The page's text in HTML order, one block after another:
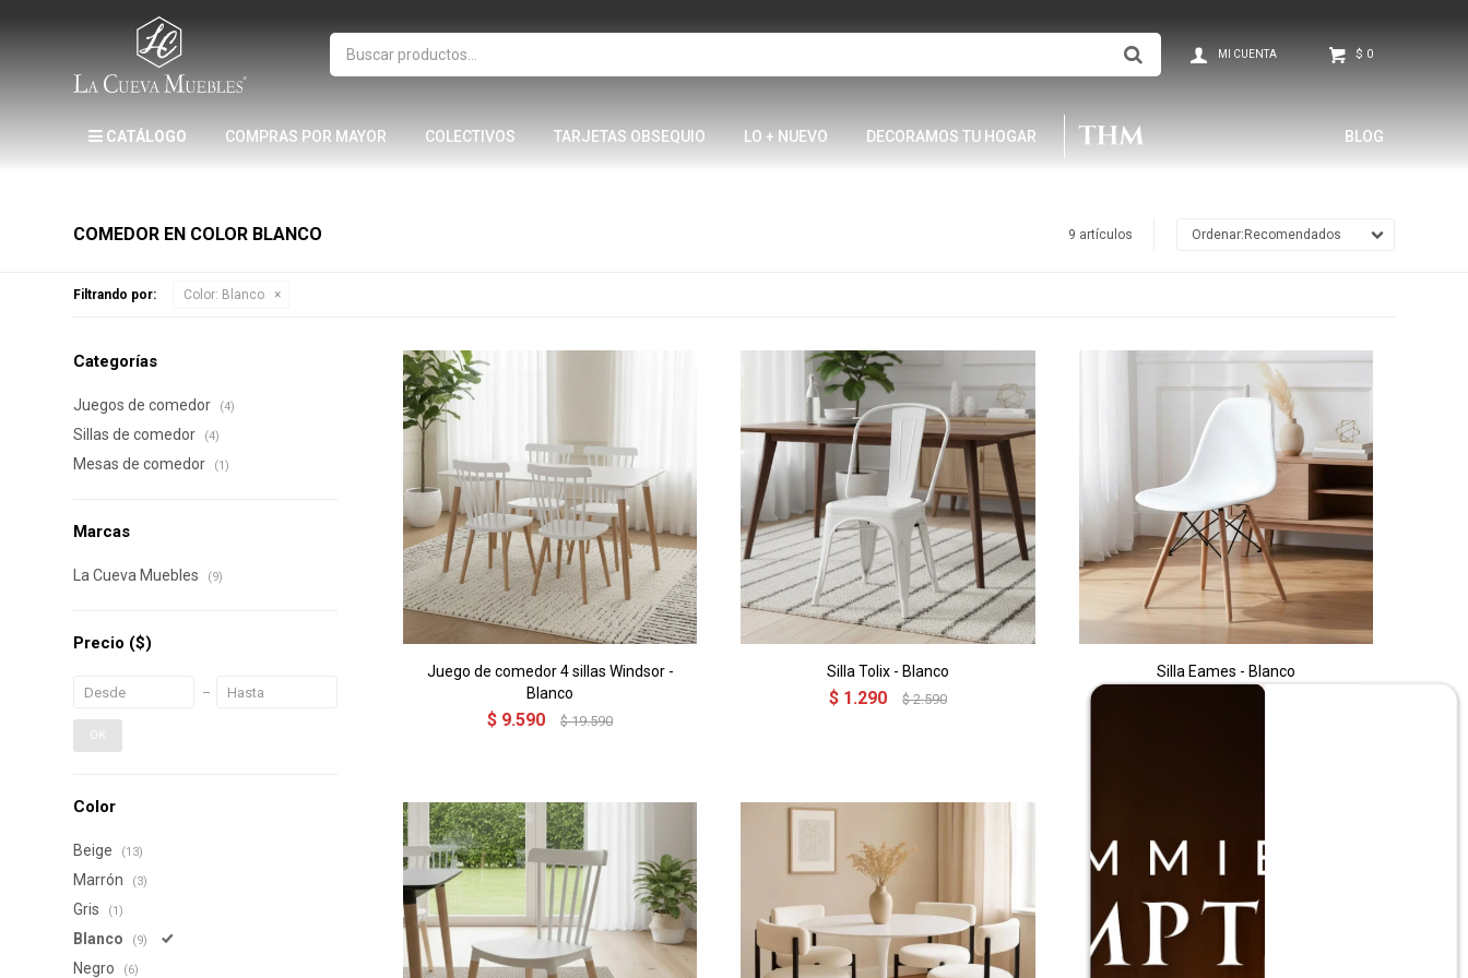
CATÁLOGO COMPRAS POR MAYOR COLECTIVOS TARJETAS OBSEQUIO LO + NUEVO DECORAMOS TU HOGAR BLOG
$ 0
COMEDOR EN COLOR BLANCO 9 artículos Recomendados
Filtrando por: Color: Blanco
Juego de comedor 4 sillas Windsor -
Blanco
$ 9.590 $ 19.590
Silla Tolix - Blanco
$ 1.290 $ 2.590
Silla Eames - Blanco
Categorías
Juegos de comedor (4)
Sillas de comedor (4)
Mesas de comedor (1)
Marcas
La Cueva Muebles (9)
Precio ($)
OK
Color
Beige (13)
Marrón (3)
Gris (1)
Blanco (9)
Negro (6)
¡Sumate a la forma más ágil de comprar!
¡Sumate a la forma más ágil de comprar!